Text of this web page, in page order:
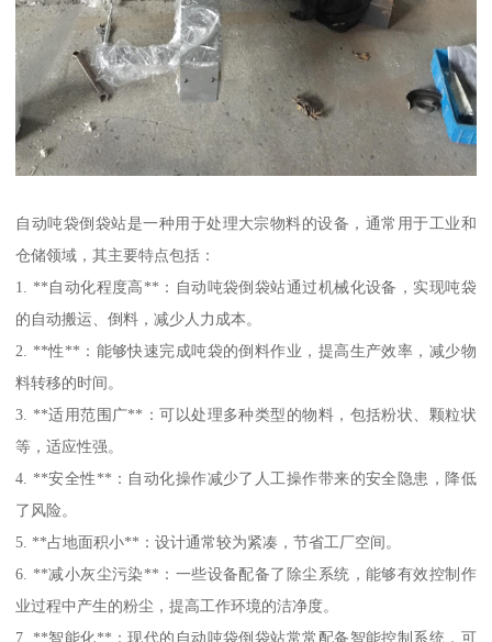
自动吨袋倒袋站是一种用于处理大宗物料的设备，通常用于工业和
仓储领域，其主要特点包括：
1. **自动化程度高**：自动吨袋倒袋站通过机械化设备，实现吨袋
的自动搬运、倒料，减少人力成本。
2. **性**：能够快速完成吨袋的倒料作业，提高生产效率，减少物
料转移的时间。
3. **适用范围广**：可以处理多种类型的物料，包括粉状、颗粒状
等，适应性强。
4. **安全性**：自动化操作减少了人工操作带来的安全隐患，降低
了风险。
5. **占地面积小**：设计通常较为紧凑，节省工厂空间。
6. **减小灰尘污染**：一些设备配备了除尘系统，能够有效控制作
业过程中产生的粉尘，提高工作环境的洁净度。
7. **智能化**：现代的自动吨袋倒袋站常常配备智能控制系统，可